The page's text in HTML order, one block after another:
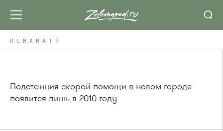
ПСИХИАТР
Подстанция скорой помощи в новом городе
появится лишь в 2010 году